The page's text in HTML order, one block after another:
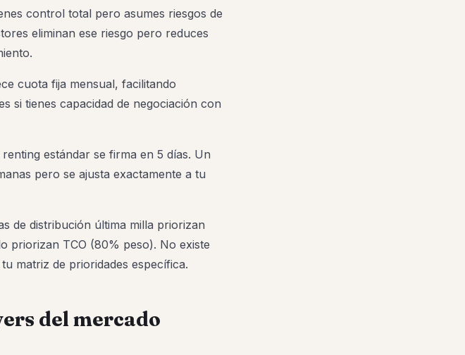
control total pero asumes riesgos de
eliminan ese riesgo pero reduces
cuota fija mensual, facilitando
si tienes capacidad de negociación con
estándar se firma en 5 días. Un
pero se ajusta exactamente a tu
de distribución última milla priorizan
priorizan TCO (80% peso). No existe
matriz de prioridades específica.
del mercado